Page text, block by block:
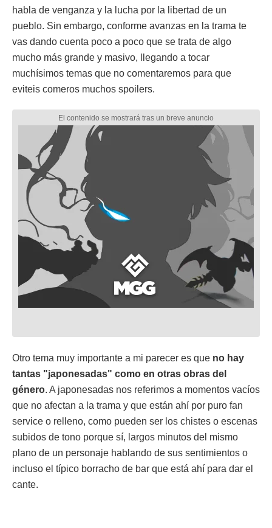
habla de venganza y la lucha por la libertad de un
pueblo. Sin embargo, conforme avanzas en la trama te
vas dando cuenta poco a poco que se trata de algo
mucho más grande y masivo, llegando a tocar
muchísimos temas que no comentaremos para que
eviteis comeros muchos spoilers.
Otro tema muy importante a mi parecer es que no hay
tantas "japonesadas" como en otras obras del
género. A japonesadas nos referimos a momentos vacíos
que no afectan a la trama y que están ahí por puro fan
service o relleno, como pueden ser los chistes o escenas
subidos de tono porque sí, largos minutos del mismo
plano de un personaje hablando de sus sentimientos o
incluso el típico borracho de bar que está ahí para dar el
cante.